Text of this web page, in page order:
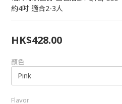
約4吋 適合2-3人
HK$428.00
顏色
Flavor